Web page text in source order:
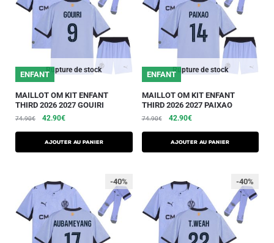
Rupture de stock
ENFANT
MAILLOT OM KIT ENFANT
THIRD 2026 2027 GOUIRI
74.90€ 42.90€
AJOUTER AU PANIER
Rupture de stock
ENFANT
MAILLOT OM KIT ENFANT
THIRD 2026 2027 PAIXAO
74.90€ 42.90€
AJOUTER AU PANIER
-40% -40%